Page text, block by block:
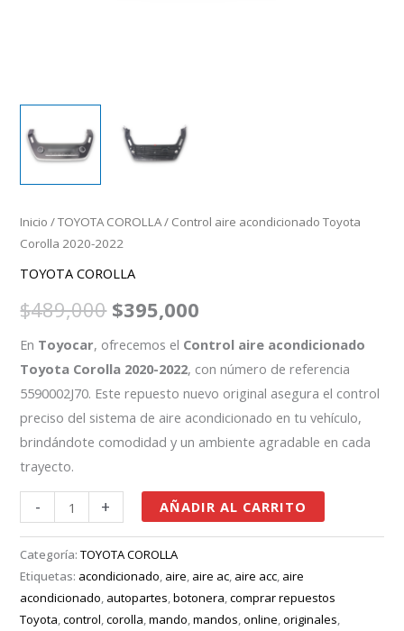
Inicio /TOYOTA COROLLA/ Control aire acondicionado Toyota
Corolla 2020-2022
TOYOTA COROLLA
$489,000 $395,000
En Toyocar, ofrecemos el Control aire acondicionado
Toyota Corolla 2020-2022, con número de referencia
5590002J70. Este repuesto nuevo original asegura el control
preciso del sistema de aire acondicionado en tu vehículo,
brindándote comodidad y un ambiente agradable en cada
trayecto.
- + AÑADIR AL CARRITO
Categoría:TOYOTA COROLLA
Etiquetas: acondicionado aire aire ac aire acc aire
acondicionado autopartes ,botonera ,comprar repuestos
Toyota ,control ,corolla ,mando ,mandos ,online ,originales